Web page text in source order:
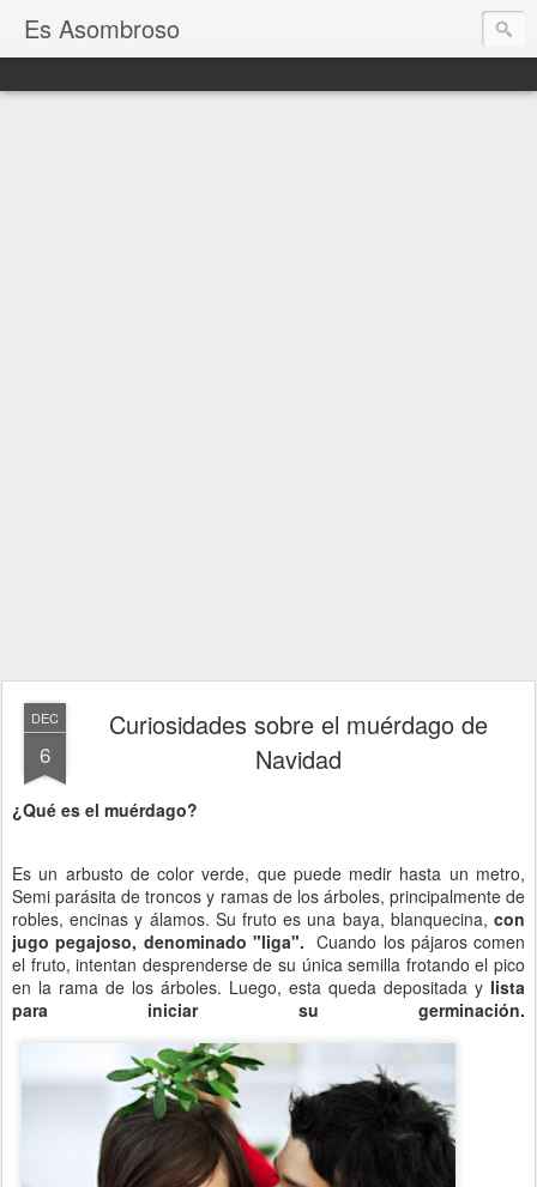
Es Asombroso
DEC
6
Curiosidades sobre el muérdago de
Navidad
¿Qué es el muérdago?
Es un arbusto de color verde, que puede medir hasta un metro,
Semi parásita de troncos y ramas de los árboles, principalmente de
robles, encinas y álamos. Su fruto es una baya, blanquecina, con
jugo pegajoso, denominado "liga". Cuando los pájaros comen
el fruto, intentan desprenderse de su única semilla frotando el pico
en la rama de los árboles. Luego, esta queda depositada y lista
para iniciar su germinación.